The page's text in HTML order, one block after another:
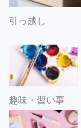
引っ越し
趣味・習い事